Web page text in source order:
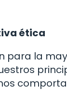
ética
para la